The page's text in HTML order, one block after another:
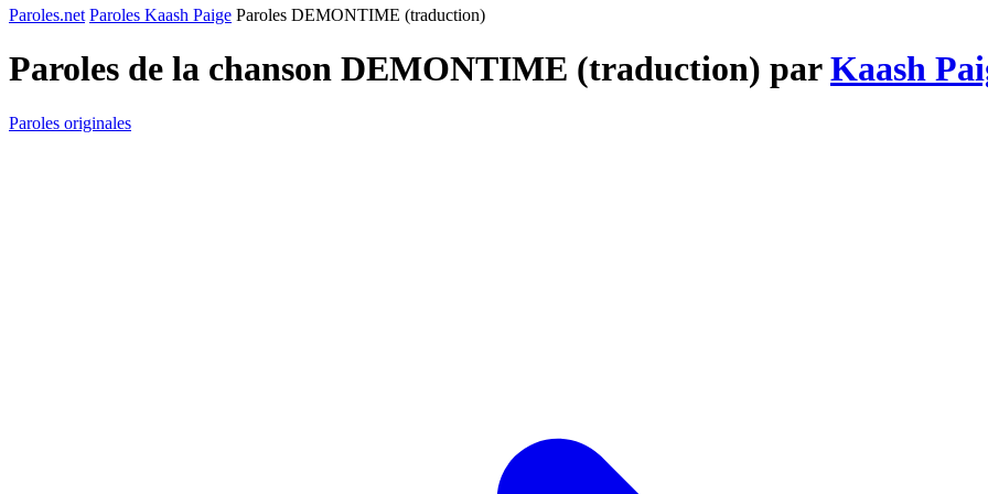
Paroles.net Paroles Kaash Paige Paroles DEMONTIME (traduction)
Paroles de la chanson DEMONTIME (traduction) parKaash
Paroles originales